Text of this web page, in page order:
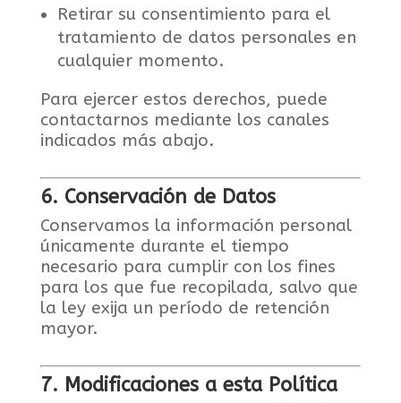
Retirar su consentimiento para el
tratamiento de datos personales en
cualquier momento.
Para ejercer estos derechos, puede
contactarnos mediante los canales
indicados más abajo.
6. Conservación de Datos
Conservamos la información personal
únicamente durante el tiempo
necesario para cumplir con los fines
para los que fue recopilada, salvo que
la ley exija un período de retención
mayor.
7. Modificaciones a esta Política